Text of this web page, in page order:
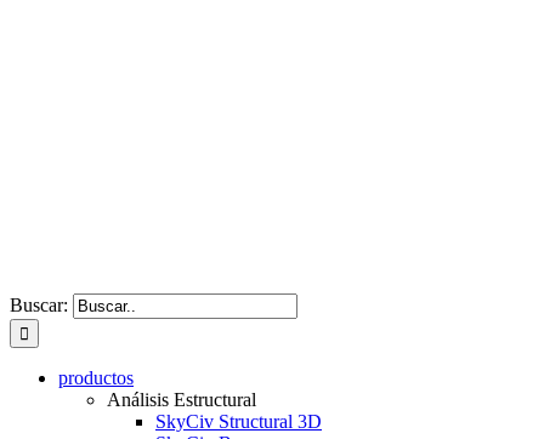
Buscar:
productos
Análisis Estructural
SkyCiv Structural 3D